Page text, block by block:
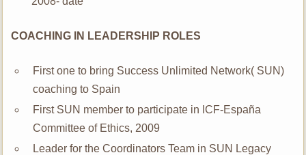
COACHING IN LEADERSHIP ROLES
First one to bring Success Unlimited Network( SUN)
coaching to Spain
First SUN member to participate in ICF-España
Committee of Ethics, 2009
Leader for the Coordinators Team in SUN Legacy